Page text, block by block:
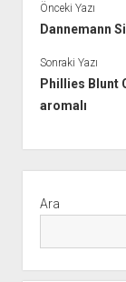
Önceki Yazı
Dannemann
Sonraki Yazı
Phillies Blunt
aromalı
Menü
Ara